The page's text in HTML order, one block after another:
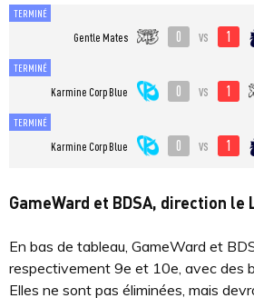
TERMINÉ
Gentle Mates 0 vs 1
TERMINÉ
Karmine Corp Blue 0 vs 1
TERMINÉ
Karmine Corp Blue 0 vs 1
GameWard et BDSA, direction le
En bas de tableau, GameWard et
respectivement 9e et 10e, avec des
Elles ne sont pas éliminées, mais